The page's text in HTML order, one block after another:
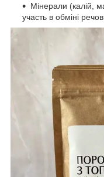
Мінерали (калій,
участь в обміні